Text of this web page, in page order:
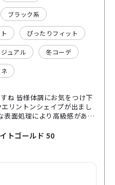
ブラック系
ぴったりフィット
ジュアル 冬コーデ
ね 皆様体調にお気をつけ下
リントンシェイプが出まし
面処理により高級感がある
トゴールド 50